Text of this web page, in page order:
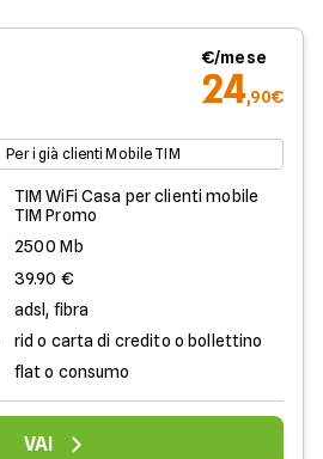
€/mese
24,90€
Per i già clienti Mobile TIM
TIM WiFi Casa per clienti mobile
TIM Promo
2500 Mb
39.90 €
adsl, fibra
rid o carta di credito o bollettino
flat o consumo
VAI